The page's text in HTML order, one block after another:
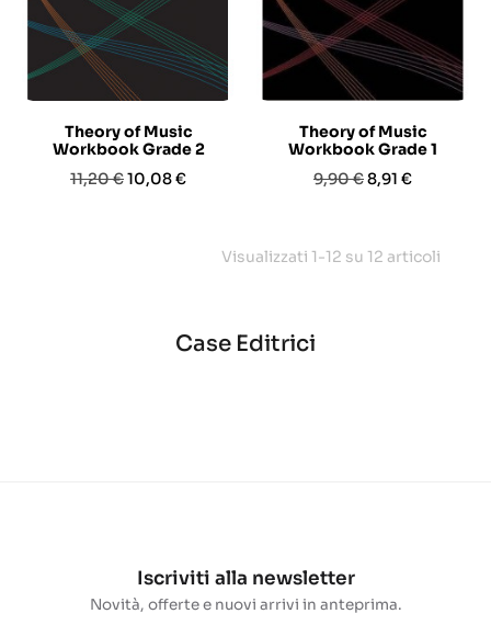
Theory of Music
Workbook Grade 2
Prezzo
11,20 €Prezzo
10,08 €
Theory of Music
Workbook Grade 1
Prezzo
9,90 €Prezzo
8,91 €
Visualizzati 1-12 su 12 articoli
Case Editrici
Iscriviti alla newsletter
Novità, offerte e nuovi arrivi in anteprima.